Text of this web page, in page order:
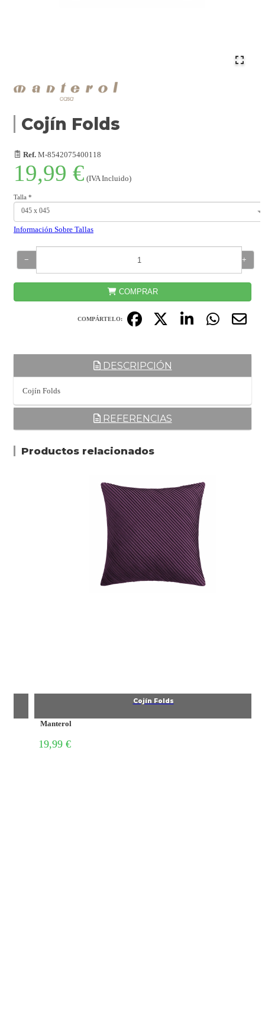
Cojín Folds
Ref. M-8542075400118
19,99 € (IVA Incluido)
Talla *
045 x 045
Información Sobre Tallas
− +
COMPRAR
COMPÁRTELO:
DESCRIPCIÓN
Cojín Folds
REFERENCIAS
Productos relacionados
Cojín Folds
Manterol
19,99 €